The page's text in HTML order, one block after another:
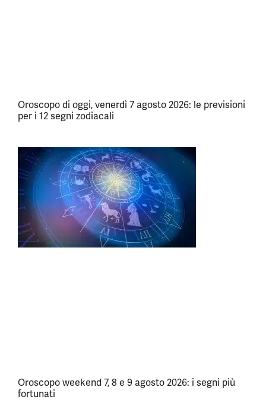
Oroscopo di oggi, venerdì 7 agosto 2026: le previsioni
per i 12 segni zodiacali
Oroscopo weekend 7, 8 e 9 agosto 2026: i segni più
fortunati